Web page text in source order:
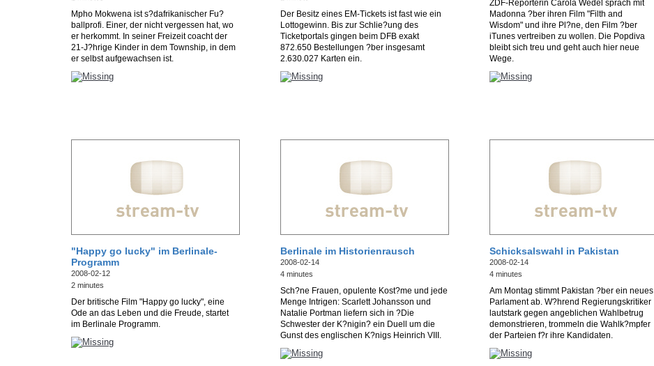
Mpho Mokwena ist s?dafrikanischer Fu?
ballprofi. Einer, der nicht vergessen hat, wo
er herkommt. In seiner Freizeit coacht der
21-J?hrige Kinder in dem Township, in dem
er selbst aufgewachsen ist.
Der Besitz eines EM-Tickets ist fast wie ein
Lottogewinn. Bis zur Schlie?ung des
Ticketportals gingen beim DFB exakt
872.650 Bestellungen ?ber insgesamt
2.630.027 Karten ein.
ZDF-Reporterin Carola Wedel sprach mit
Madonna ?ber ihren Film "Filth and
Wisdom" und ihre Pl?ne, den Film ?ber
iTunes vertreiben zu wollen. Die Popdiva
bleibt sich treu und geht auch hier neue
Wege.
"Happy go lucky" im Berlinale-
Programm
2008-02-12
2 minutes
Der britische Film "Happy go lucky", eine
Ode an das Leben und die Freude, startet
im Berlinale Programm.
Berlinale im Historienrausch
2008-02-14
4 minutes
Sch?ne Frauen, opulente Kost?me und jede
Menge Intrigen: Scarlett Johansson und
Natalie Portman liefern sich in ?Die
Schwester der K?nigin? ein Duell um die
Gunst des englischen K?nigs Heinrich VIII.
Schicksalswahl in Pakistan
2008-02-14
4 minutes
Am Montag stimmt Pakistan ?ber ein neues
Parlament ab. W?hrend Regierungskritiker
lautstark gegen angeblichen Wahlbetrug
demonstrieren, trommeln die Wahlk?mpfer
der Parteien f?r ihre Kandidaten.